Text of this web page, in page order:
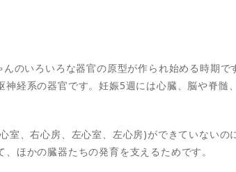
のいろいろな器官の原型が作られ始める時期で
経系の器官です。妊娠5週には心臓、脳や脊髄
室、右心房、左心室、左心房)ができていないの
ほかの臓器たちの発育を支えるためです。